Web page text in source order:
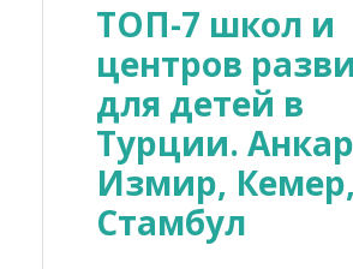
ТОП-7 школ и
центров
для детей в
Турции.
Измир, Кемер,
Стамбул